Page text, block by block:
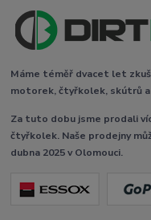
Máme téměř dvacet let
motorek, čtyřkolek, skútrů
Za tuto dobu jsme prodali
čtyřkolek. Naše prodejny
dubna 2025 v Olomouci.